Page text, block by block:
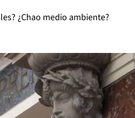
¿Chao medio ambiente?